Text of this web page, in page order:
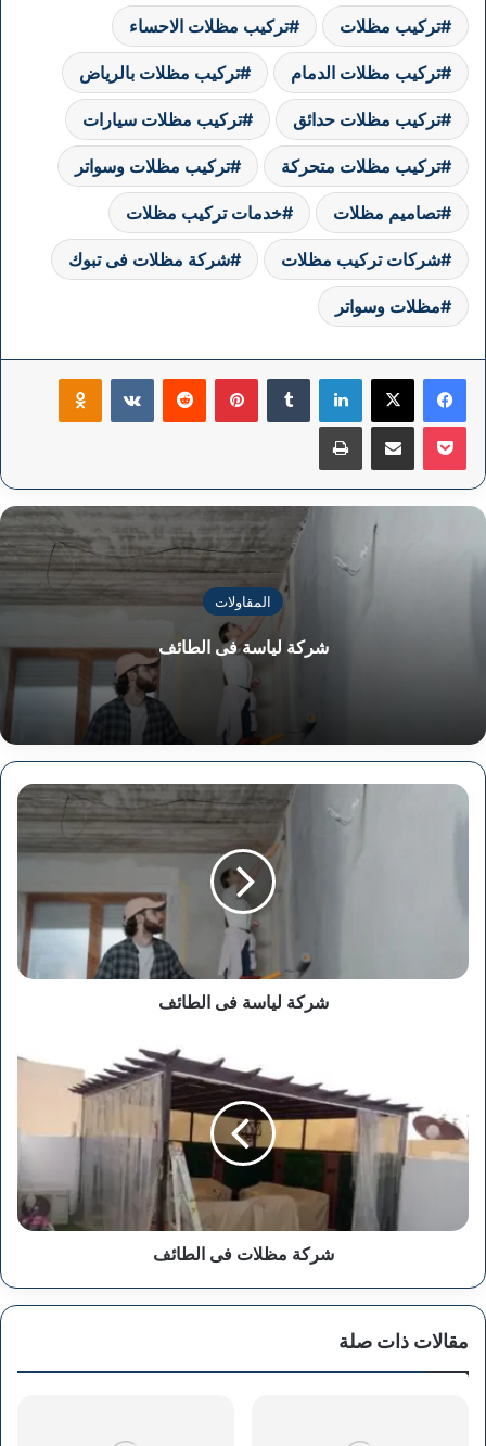
تركيب مظلات تركيب مظلات الاحساء
تركيب مظلات الدمام تركيب مظلات بالرياض
تركيب مظلات حدائق تركيب مظلات سيارات
تركيب مظلات متحركة تركيب مظلات وسواتر
تصاميم مظلات خدمات تركيب مظلات
شركات تركيب مظلات شركة مظلات فى تبوك
مظلات وسواتر
فيسبوك ‫X لينكدإن بينتيريست
‫Pocket مشاركة عبر البريد طباعة
المقاولات
شركة لياسة فى الطائف
شركة
شركة لياسة فى الطائف
الطائف
شركة مظلات فى الطائف
مقالات ذات صلة